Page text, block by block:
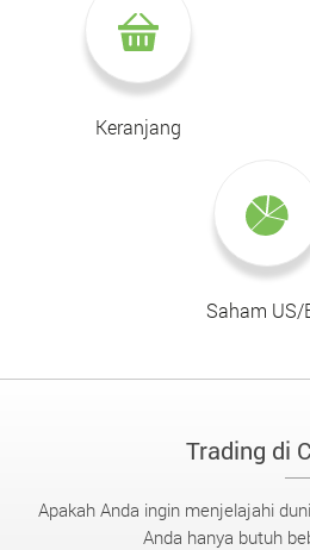
Keranjang
Saham US/
Trading di
Apakah Anda ingin menjelajahi
Anda hanya butuh